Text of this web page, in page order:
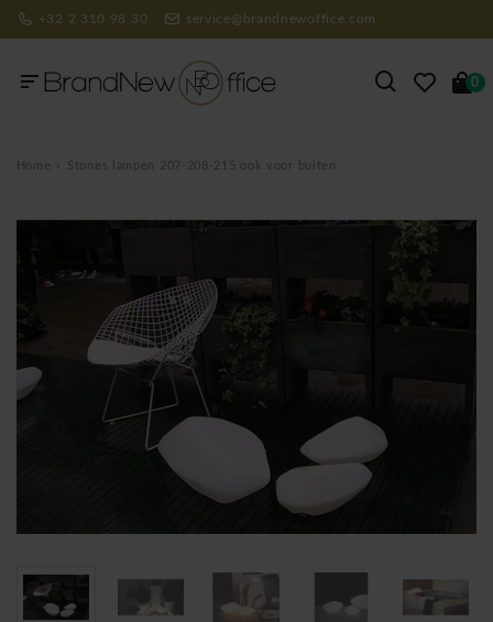
+32 2 310 98 30 service@brandnewoffice.com
0
Home Stones lampen 207-208-215 ook voor buiten